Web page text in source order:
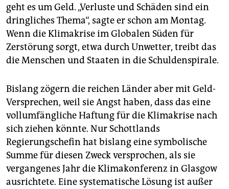
geht es um Geld. „Verluste und Schäden sind ein
dringliches Thema“, sagte er schon am Montag.
Wenn die Klimakrise im Globalen Süden für
Zerstörung sorgt, etwa durch Unwetter, treibt das
die Menschen und Staaten in die Schuldenspirale.
Bislang zögern die reichen Länder aber mit Geld-
Versprechen, weil sie Angst haben, dass das eine
vollumfängliche Haftung für die Klimakrise nach
sich ziehen könnte. Nur Schottlands
Regierungschefin hat bislang eine symbolische
Summe für diesen Zweck versprochen, als sie
vergangenes Jahr die Klimakonferenz in Glasgow
ausrichtete. Eine systematische Lösung ist außer